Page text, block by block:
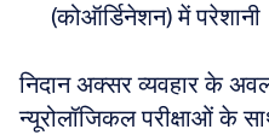
(कोऑर्डिनेशन) में परेशानी
निदान अक्सर व्यवहार के
न्यूरोलॉजिकल परीक्षाओं के